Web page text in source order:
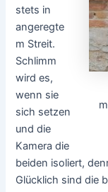
stets in
angeregte
m Streit.
Schlimm
wird es,
wenn sie
sich setzen
und die
Kamera die
beiden isoliert,
Glücklich sind die